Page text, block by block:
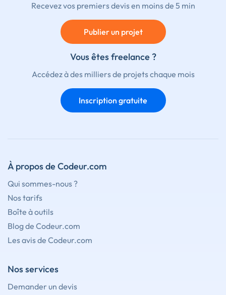
Recevez vos premiers devis en moins de 5 min
Publier un projet
Vous êtes freelance ?
Accédez à des milliers de projets chaque mois
Inscription gratuite
À propos de Codeur.com
Qui sommes-nous ?
Nos tarifs
Boîte à outils
Blog de Codeur.com
Les avis de Codeur.com
Nos services
Demander un devis